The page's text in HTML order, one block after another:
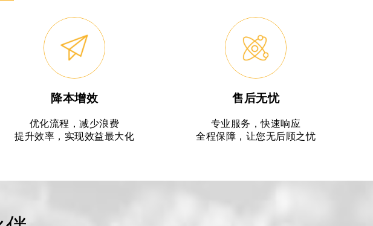
降本增效
优化流程，减少浪费
提升效率，实现效益最大化
售后无忧
专业服务，快速响应
全程保障，让您无后顾之忧